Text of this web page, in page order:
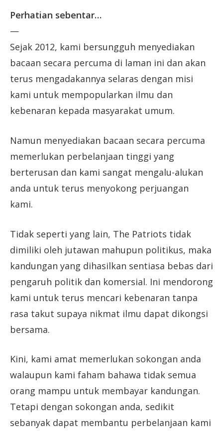
Perhatian sebentar…
—
Sejak 2012, kami bersungguh menyediakan
bacaan secara percuma di laman ini dan akan
terus mengadakannya selaras dengan misi
kami untuk mempopularkan ilmu dan
kebenaran kepada masyarakat umum.
Namun menyediakan bacaan secara percuma
memerlukan perbelanjaan tinggi yang
berterusan dan kami sangat mengalu-alukan
anda untuk terus menyokong perjuangan
kami.
Tidak seperti yang lain, The Patriots tidak
dimiliki oleh jutawan mahupun politikus, maka
kandungan yang dihasilkan sentiasa bebas dari
pengaruh politik dan komersial. Ini mendorong
kami untuk terus mencari kebenaran tanpa
rasa takut supaya nikmat ilmu dapat dikongsi
bersama.
Kini, kami amat memerlukan sokongan anda
walaupun kami faham bahawa tidak semua
orang mampu untuk membayar kandungan.
Tetapi dengan sokongan anda, sedikit
sebanyak dapat membantu perbelanjaan kami